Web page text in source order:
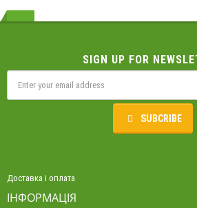
SIGN UP FOR
SUBCRIBE
Доставка і оплата
ІНФОРМАЦІЯ